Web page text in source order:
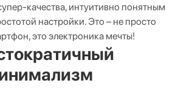
качества, интуитивно понятным
настройки. Это – не просто
это электроника мечты!